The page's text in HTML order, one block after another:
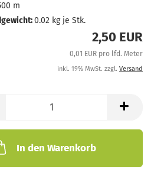
m
0.02kg je Stk.
2,50 EUR
0,01 EUR pro lfd. Meter
inkl. 19% MwSt. zzgl. Versand
In den Warenkorb